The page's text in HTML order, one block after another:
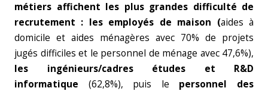
métiers affichent les plus grandes difficulté de
recrutement : les employés de maison (aides à
domicile et aides ménagères avec 70% de projets
jugés difficiles et le personnel de ménage avec 47,6%),
les ingénieurs/cadres études et R&D
informatique (62,8%), puis le personnel des